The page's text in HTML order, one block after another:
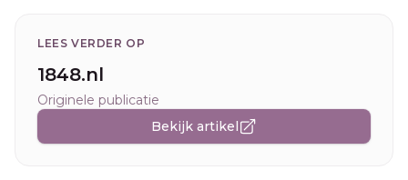
LEES VERDER OP
1848.nl
Originele publicatie
Bekijk artikel